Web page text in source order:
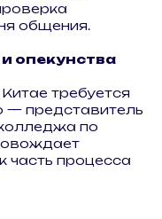
общения.
опекунства
требуется
— представитель
по
часть процесса